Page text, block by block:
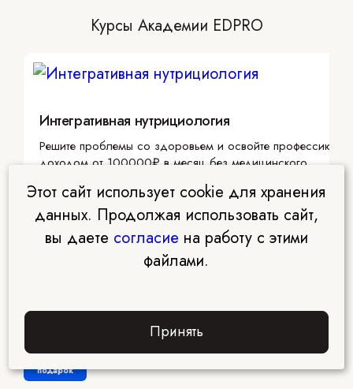
подарок
Курсы Академии EDPRO
Интегративная нутрициология
Решите проблемы со здоровьем и освойте профессию с
доходом от 100000₽ в месяц без медицинского
Онлайн курс «Дизайн интерьеров» с гарантией дохода
Этот сайт использует cookie для хранения
данных. Продолжая использовать сайт,
вы даете согласие на работу с этими
файлами.
Принять